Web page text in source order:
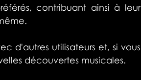
contribuant ainsi à leur
d'autres utilisateurs et, si vous
découvertes musicales.